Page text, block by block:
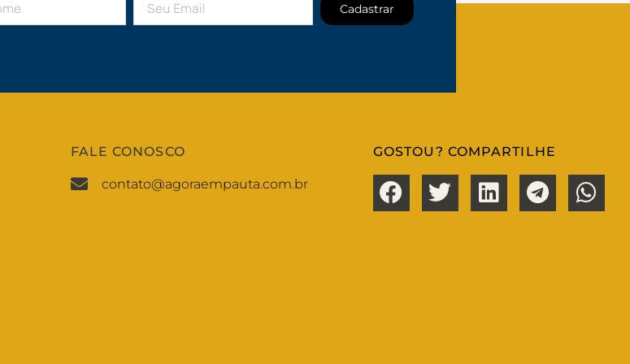
Cadastrar
FALE CONOSCO
contato@agoraempauta.com.br
GOSTOU? COMPARTILHE